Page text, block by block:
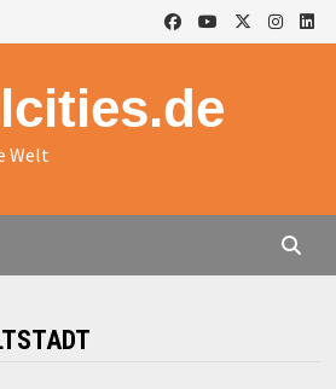
Welt